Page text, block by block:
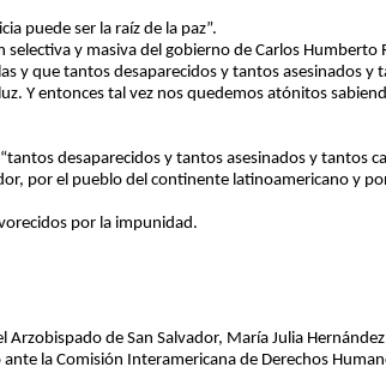
puede ser la raíz de la paz”.
y masiva del gobierno de Carlos Humberto
y que tantos desaparecidos y tantos asesinados y
Y entonces tal vez nos quedemos atónitos
desaparecidos y tantos asesinados y tantos
por el pueblo del continente latinoamericano y
por la impunidad.
Arzobispado de San Salvador, María Julia
la Comisión Interamericana de Derechos